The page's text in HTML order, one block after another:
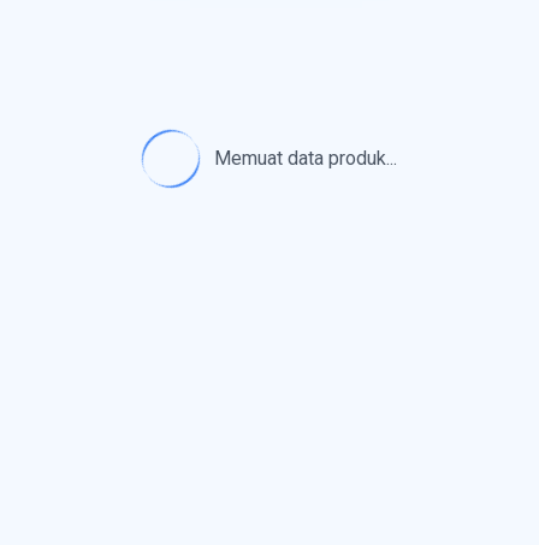
Memuat data produk...